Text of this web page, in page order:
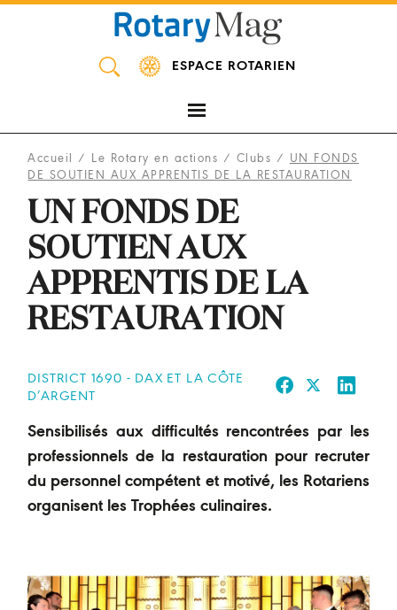
ESPACE ROTARIEN
Accueil / Le Rotary en actions / Clubs / UN FONDS
DE SOUTIEN AUX APPRENTIS DE LA RESTAURATION
UN FONDS DE
SOUTIEN AUX
APPRENTIS DE LA
RESTAURATION
DISTRICT 1690 - DAX ET LA CÔTE
D’ARGENT
Sensibilisés aux difficultés rencontrées par les
professionnels de la restauration pour recruter
du personnel compétent et motivé, les Rotariens
organisent les Trophées culinaires.
Panneau de gestion des cookies